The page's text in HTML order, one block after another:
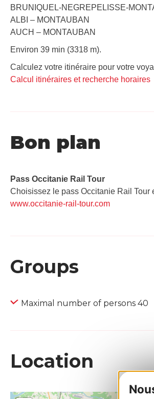
BRUNIQUEL-NEGREPELISSE-
ALBI – MONTAUBAN
AUCH – MONTAUBAN
Environ 39 min (3318 m).
Calculez votre itinéraire pour votre
Calcul itinéraires et recherche horaires
Bon plan
Pass Occitanie Rail Tour​
Choisissez le pass Occitanie Rail Tour
www.occitanie-rail-tour.com
Groups
Maximal number of persons 40
Location